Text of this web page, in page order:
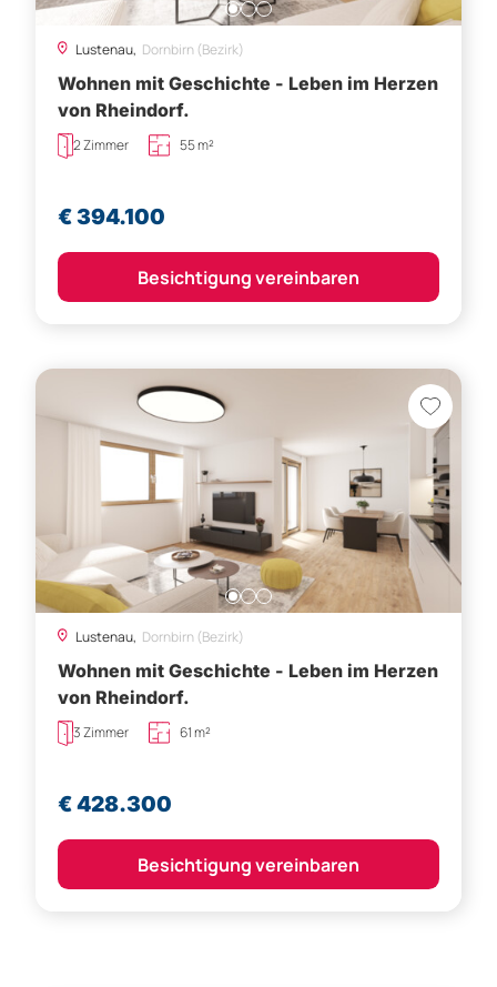
Lustenau, Dornbirn (Bezirk)
Wohnen mit Geschichte - Leben im Herzen
von Rheindorf.
2 Zimmer 55 m²
€ 394.100
Besichtigung vereinbaren
Lustenau, Dornbirn (Bezirk)
Wohnen mit Geschichte - Leben im Herzen
von Rheindorf.
3 Zimmer 61 m²
€ 428.300
Besichtigung vereinbaren